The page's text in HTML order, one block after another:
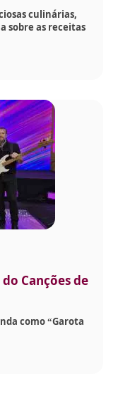
culinárias,
sobre as receitas
Canções de
como “Garota